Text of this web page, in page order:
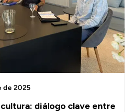
diálogo clave entre
de 2025